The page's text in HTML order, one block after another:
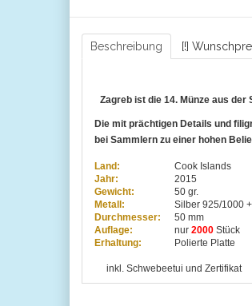
Beschreibung [!]
Zagreb ist die 14. Münze aus
Die mit prächtigen Details und
bei Sammlern zu einer hohen
Land:
Cook Islands
Jahr:
2015
Gewicht:
50 gr.
Metall:
Silber 925/1000
Durchmesser:
50 mm
Auflage:
nur 2000 Stück
Erhaltung:
Polierte Platte
inkl. Schwebeetui und Zertifikat